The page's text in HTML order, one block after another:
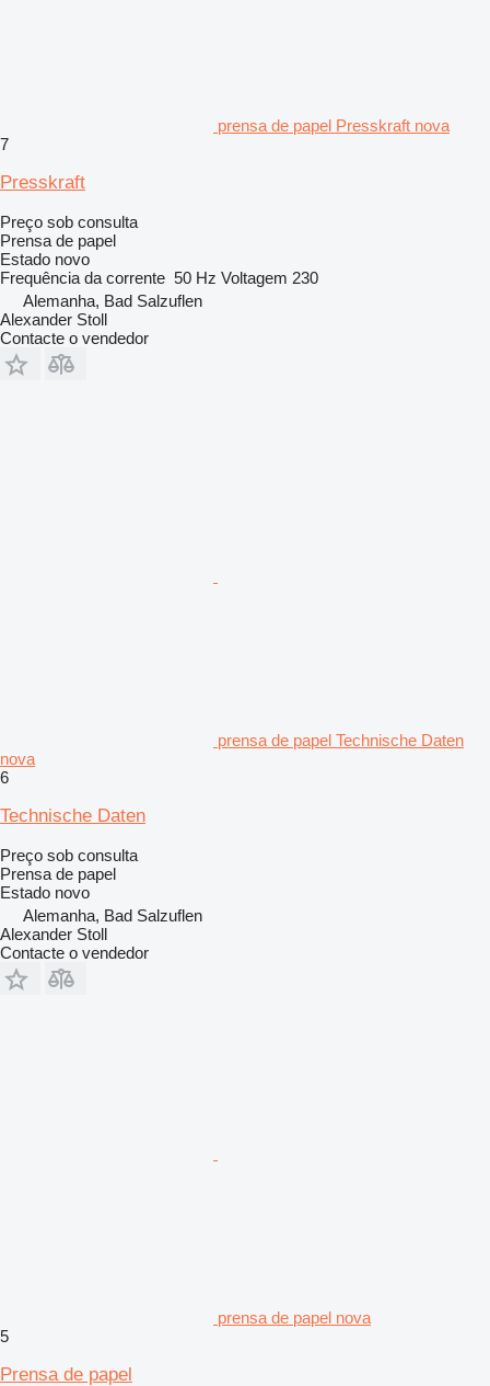
prensa de papel Presskraft nova
7
Presskraft
Preço sob consulta
Prensa de papel
Estado novo
Frequência da corrente 50 Hz Voltagem 230
Alemanha, Bad Salzuflen
Alexander Stoll
Contacte o vendedor
prensa de papel Technische Daten
nova
6
Technische Daten
Preço sob consulta
Prensa de papel
Estado novo
Alemanha, Bad Salzuflen
Alexander Stoll
Contacte o vendedor
prensa de papel nova
5
Prensa de papel